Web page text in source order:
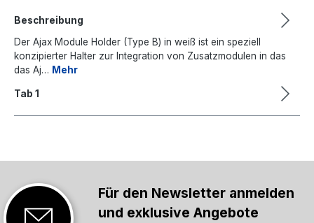
Beschreibung
Der Ajax Module Holder (Type B) in weiß ist ein speziell
konzipierter Halter zur Integration von Zusatzmodulen in das
das Aj… Mehr
Tab 1
Für den Newsletter anmelden
und exklusive Angebote